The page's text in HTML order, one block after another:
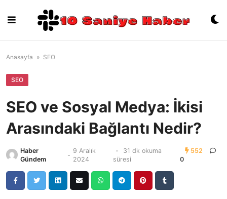
content
Anasayfa » SEO
SEO
SEO ve Sosyal Medya: İkisi
Arasındaki Bağlantı Nedir?
Haber
Gündem
-
9 Aralık
2024
-
31 dk okuma
süresi
552
0